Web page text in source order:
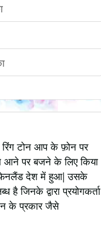
रिंग टोन आप के फ़ोन पर
आने पर बजने के लिए किया
फिनलैंड देश में हुआ| उसके
जिनके द्वारा प्रयोगकर्ता
के प्रकार जैसे